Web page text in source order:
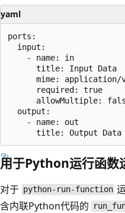
yaml
ports:
  input:
    - name: in
      title: Input Data
mime:
      required: true
allowMultiple:
  output:
    - name: out
用于Python运行函数
对于 python-run-function
含内联Python代码的